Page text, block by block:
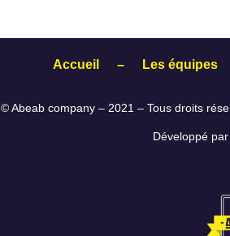
Accueil – Les équipes
© Abeab company – 2021 – Tous droits
Développé par